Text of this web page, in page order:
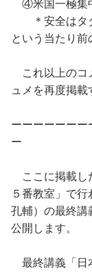
④米国一極集
＊安全はタダ
という当たり前
これ以上のコ
ュメを再度掲載
ーーーーーーー
ー
ここに掲載し
５番教室」で行
孔輔）の最終講
公開します。
最終講義「日